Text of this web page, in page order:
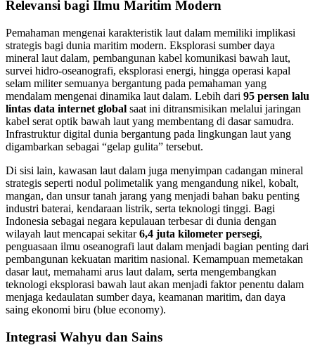
Relevansi bagi Ilmu Maritim Modern
Pemahaman mengenai karakteristik laut dalam memiliki implikasi
strategis bagi dunia maritim modern. Eksplorasi sumber daya
mineral laut dalam, pembangunan kabel komunikasi bawah laut,
survei hidro-oseanografi, eksplorasi energi, hingga operasi kapal
selam militer semuanya bergantung pada pemahaman yang
mendalam mengenai dinamika laut dalam. Lebih dari 95 persen lalu
lintas data internet global saat ini ditransmisikan melalui jaringan
kabel serat optik bawah laut yang membentang di dasar samudra.
Infrastruktur digital dunia bergantung pada lingkungan laut yang
digambarkan sebagai “gelap gulita” tersebut.
Di sisi lain, kawasan laut dalam juga menyimpan cadangan mineral
strategis seperti nodul polimetalik yang mengandung nikel, kobalt,
mangan, dan unsur tanah jarang yang menjadi bahan baku penting
industri baterai, kendaraan listrik, serta teknologi tinggi. Bagi
Indonesia sebagai negara kepulauan terbesar di dunia dengan
wilayah laut mencapai sekitar6,4 juta kilometer persegi,
penguasaan ilmu oseanografi laut dalam menjadi bagian penting dari
pembangunan kekuatan maritim nasional. Kemampuan memetakan
dasar laut, memahami arus laut dalam, serta mengembangkan
teknologi eksplorasi bawah laut akan menjadi faktor penentu dalam
menjaga kedaulatan sumber daya, keamanan maritim, dan daya
saing ekonomi biru (blue economy).
Integrasi Wahyu dan Sains